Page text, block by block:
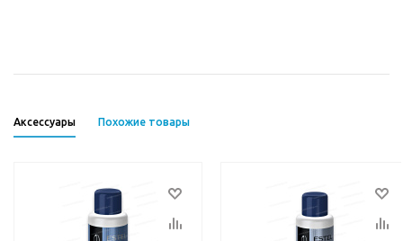
Аксессуары Похожие товары